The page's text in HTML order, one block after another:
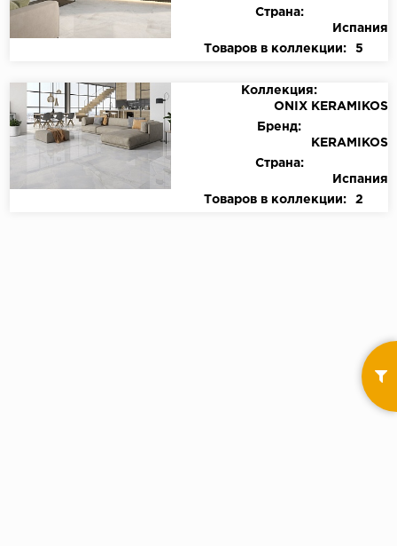
Страна:
Испания
Товаров в коллекции:
5
Коллекция:
ONIX KERAMIKOS
Бренд:
KERAMIKOS
Страна:
Испания
Товаров в коллекции:
2